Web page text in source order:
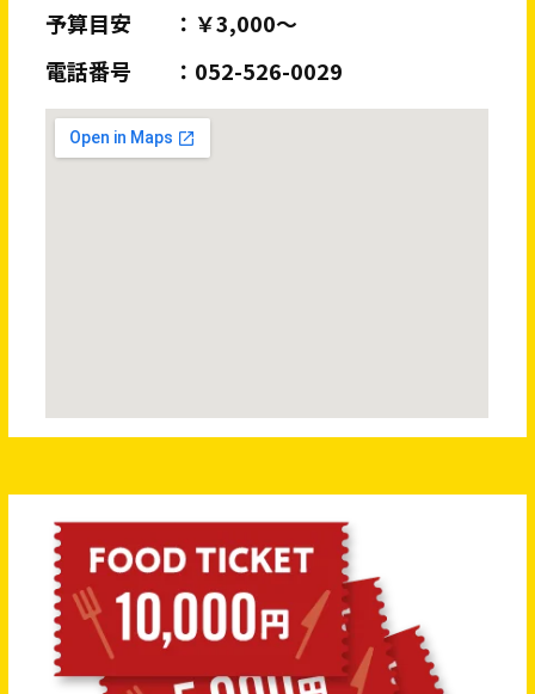
予算目安
￥3,000～
電話番号
052-526-0029